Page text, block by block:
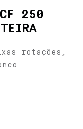
250
rotações,